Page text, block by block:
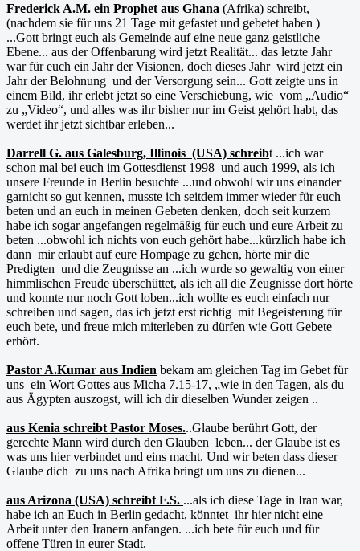
Frederick A.M. ein Prophet aus Ghana (Afrika) schreibt,
(nachdem sie für uns 21 Tage mit gefastet und gebetet haben )
...Gott bringt euch als Gemeinde auf eine neue ganz geistliche
Ebene... aus der Offenbarung wird jetzt Realität... das letzte Jahr
war für euch ein Jahr der Visionen, doch dieses Jahr wird jetzt ein
Jahr der Belohnung und der Versorgung sein... Gott zeigte uns in
einem Bild, ihr erlebt jetzt so eine Verschiebung, wie vom „Audio“
zu „Video“, und alles was ihr bisher nur im Geist gehört habt, das
werdet ihr jetzt sichtbar erleben...
Darrell G. aus Galesburg, Illinois (USA) schreibt ...ich war
schon mal bei euch im Gottesdienst 1998 und auch 1999, als ich
unsere Freunde in Berlin besuchte ...und obwohl wir uns einander
garnicht so gut kennen, musste ich seitdem immer wieder für euch
beten und an euch in meinen Gebeten denken, doch seit kurzem
habe ich sogar angefangen regelmäßig für euch und eure Arbeit zu
beten ...obwohl ich nichts von euch gehört habe...kürzlich habe ich
dann mir erlaubt auf eure Hompage zu gehen, hörte mir die
Predigten und die Zeugnisse an ...ich wurde so gewaltig von einer
himmlischen Freude überschüttet, als ich all die Zeugnisse dort hörte
und konnte nur noch Gott loben...ich wollte es euch einfach nur
schreiben und sagen, das ich jetzt erst richtig mit Begeisterung für
euch bete, und freue mich miterleben zu dürfen wie Gott Gebete
erhört.
Pastor A.Kumar aus Indien bekam am gleichen Tag im Gebet für
uns ein Wort Gottes aus Micha 7.15-17, „wie in den Tagen, als du
aus Ägypten auszogst, will ich dir dieselben Wunder zeigen ..
aus Kenia schreibt Pastor Moses...Glaube berührt Gott, der
gerechte Mann wird durch den Glauben leben... der Glaube ist es
was uns hier verbindet und eins macht. Und wir beten dass dieser
Glaube dich zu uns nach Afrika bringt um uns zu dienen...
aus Arizona (USA) schreibt F.S. ...als ich diese Tage in Iran war,
habe ich an Euch in Berlin gedacht, könntet ihr hier nicht eine
Arbeit unter den Iranern anfangen. ...ich bete für euch und für
offene Türen in eurer Stadt.